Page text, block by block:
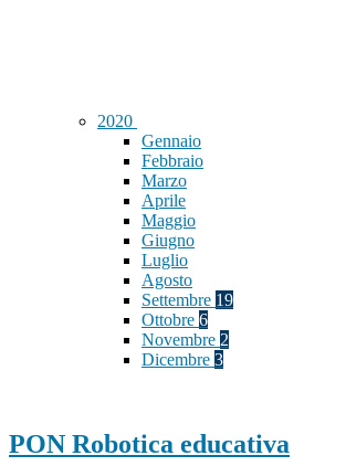
2020
Gennaio
Febbraio
Marzo
Aprile
Maggio
Giugno
Luglio
Agosto
Settembre 19
Ottobre 6
Novembre 2
Dicembre 3
PON Robotica educativa